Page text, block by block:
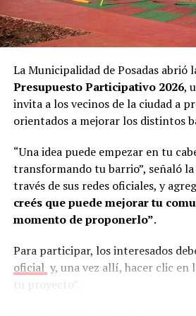
caso de no contar con personas
condiciones requeridas, abren una
públicamediante las redes
municipio.
Según Abrazian, este sistema
los mayores problemas que
“Hoy es muy complejo. Cada vez
sea presencial o digital, llegan
Muchas empresas no tienen un
humanos y, aun teniéndolo, es
esa cantidad de postulaciones”,
En ese contexto, afirmó que la
convierte en un aliado para
En tanto, en representación del
apersonaron: el secretario general
Rivero, el secretario de
Javier Álvez, el tesoreroHugo
asesor legalWalter Duarte.
La Municipalidad de Posadas abrió
Presupuesto Participativo 2026,
invita a los vecinos de la ciudad a
orientados a mejorar los distintos
“Una idea puede empezar en tu
transformando tu barrio”, señaló
través de sus redes oficiales, y
creés que puede mejorar tu
momento de proponerlo”.
Para participar, los interesados
oficial y, una vez allí, hacer clic en
tu proyecto”.